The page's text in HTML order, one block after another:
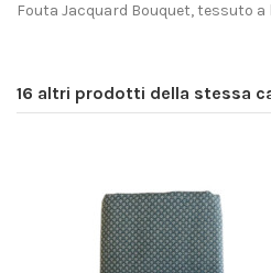
Fouta Jacquard Bouquet, tessuto
16 altri prodotti della stessa